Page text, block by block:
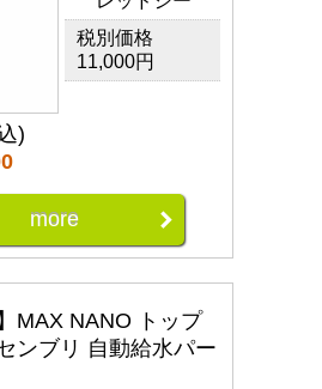
)
税別価格
11,000円
more
MAX NANO トップ
ンブリ 自動給水パー